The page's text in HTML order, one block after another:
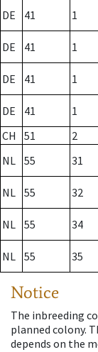
DE 41 1
DE 41 1
DE 41 1
DE 41 1
CH
51 2
NL 55 31
NL 55 32
NL 55 34
NL 55 35
Notice
The inbreeding
planned colony.
depends on the